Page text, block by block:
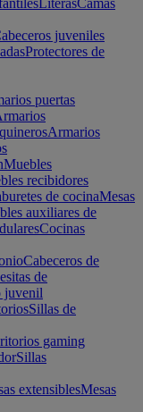
LiterasCamas
juveniles
Protectores de
puertas
Armarios
Muebles
recibidores
de cocinaMesas
auxiliares de
Cocinas
Cabeceros de
de
juvenil
Sillas de
gaming
Sillas
extensiblesMesas